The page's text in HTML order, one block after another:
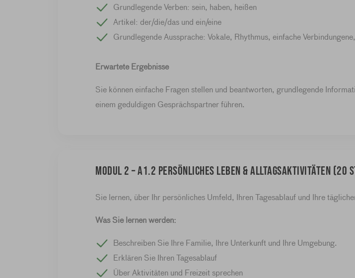
Grundlegende Verben: sein, haben, heißen
Artikel: der/die/das und ein/eine
Grundlegende Aussprache: Vokale, Rhythmus, einfache
Erwartete Ergebnisse
Sie können einfache Fragen stellen und beantworten, grundlegende
einem geduldigen Gesprächspartner führen.
Modul 2 – A1.2 Persönliches Leben & Alltagsaktivitäten (20
Sie lernen, über Ihr persönliches Umfeld, Ihren Tagesablauf und Ihre
Was Sie lernen werden:
Beschreiben Sie Ihre Familie, Ihre Unterkunft und Ihre Umgebung.
Erklären Sie Ihren Tagesablauf
Über Aktivitäten und Freizeit sprechen